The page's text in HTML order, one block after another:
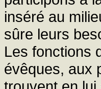
inséré au
sûre leurs
Les fonctions
évêques, aux